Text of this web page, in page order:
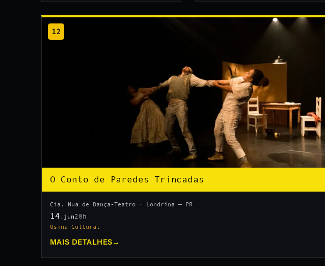
12
O Conto de Paredes Trincadas
Cia. Nua de Dança-Teatro · Londrina — PR
14 .jun20h
Usina Cultural
MAIS DETALHES →